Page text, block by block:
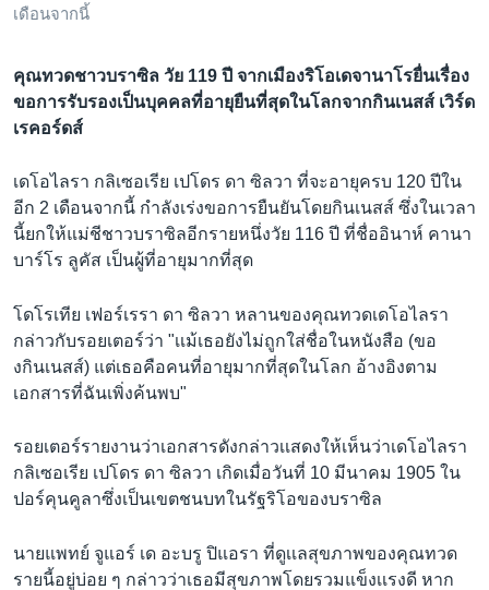
เลือกภาษา
เดือนจากนี้
คุณทวดชาวบราซิล วัย 119 ปี จากเมืองริโอเดจานาโรยื่นเรื่อง
ขอการรับรองเป็นบุคคลที่อายุยืนที่สุดในโลกจากกินเนสส์ เวิร์ด
เรคอร์ดส์
เดโอไลรา กลิเซอเรีย เปโดร ดา ซิลวา ที่จะอายุครบ 120 ปีใน
อีก 2 เดือนจากนี้ กำลังเร่งขอการยืนยันโดยกินเนสส์ ซึ่งในเวลา
นี้ยกให้แม่ชีชาวบราซิลอีกรายหนึ่งวัย 116 ปี ที่ชื่ออินาห์ คานา
บาร์โร ลูคัส เป็นผู้ที่อายุมากที่สุด
โดโรเทีย เฟอร์เรรา ดา ซิลวา หลานของคุณทวดเดโอไลรา
กล่าวกับรอยเตอร์ว่า "เเม้เธอยังไม่ถูกใส่ชื่อในหนังสือ (ขอ
งกินเนสส์) แต่เธอคือคนที่อายุมากที่สุดในโลก อ้างอิงตาม
เอกสารที่ฉันเพิ่งค้นพบ"
รอยเตอร์รายงานว่าเอกสารดังกล่าวเเสดงให้เห็นว่าเดโอไลรา
กลิเซอเรีย เปโดร ดา ซิลวา เกิดเมื่อวันที่ 10 มีนาคม 1905 ใน
ปอร์คุนคูลาซึ่งเป็นเขตชนบทในรัฐริโอของบราซิล
นายแพทย์ จูแอร์ เด อะบรู ปิแอรา ที่ดูเเลสุขภาพของคุณทวด
รายนี้อยู่บ่อย ๆ กล่าวว่าเธอมีสุขภาพโดยรวมแข็งเเรงดี หาก